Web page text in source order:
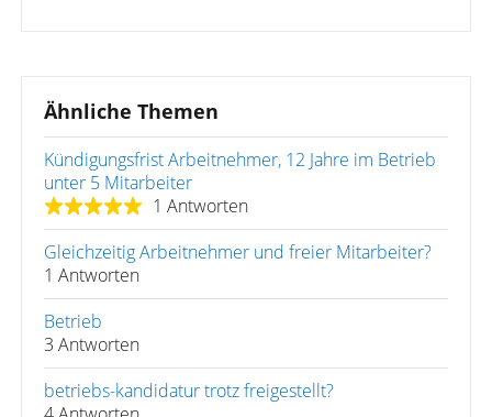
Ähnliche Themen
Kündigungsfrist Arbeitnehmer, 12 Jahre im Betrieb
unter 5 Mitarbeiter
1 Antworten
Gleichzeitig Arbeitnehmer und freier Mitarbeiter?
1 Antworten
Betrieb
3 Antworten
betriebs-kandidatur trotz freigestellt?